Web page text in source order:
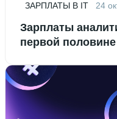
ЗАРПЛАТЫ В IT 24
Зарплаты
первой половине